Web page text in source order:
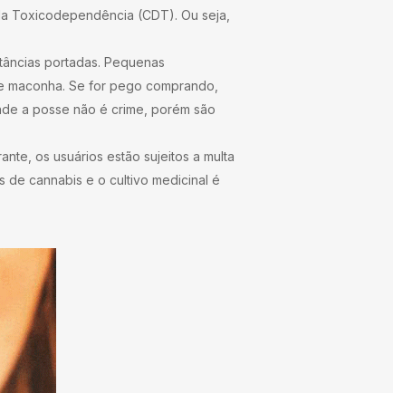
Toxicodependência (CDT). Ou seja,
portadas. Pequenas
maconha. Se for pego comprando,
a posse não é crime, porém são
os usuários estão sujeitos a multa
de cannabis e o cultivo medicinal é